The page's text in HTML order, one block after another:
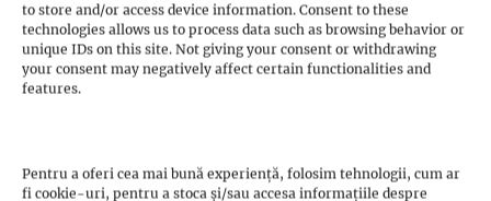
to store and/or access device information. Consent to these
technologies allows us to process data such as browsing behavior or
unique IDs on this site. Not giving your consent or withdrawing
your consent may negatively affect certain functionalities and
features.
Pentru a oferi cea mai bună experiență, folosim tehnologii, cum ar
fi cookie-uri, pentru a stoca și/sau accesa informațiile despre
Rromii căldărari: tradiții și meșteșuguri(1)
Rromii în melodiile trupei Pheonix(1)
Rromii slătari: tradiții și istorie(1)
Vlax Romani (1)